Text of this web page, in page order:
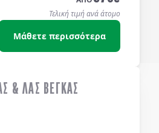
Τελική τιμή ανά άτομο
Μάθετε περισσότερα
& ΛΑΣ ΒΕΓΚΑΣ